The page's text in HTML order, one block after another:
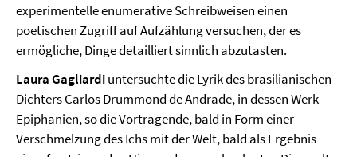
experimentelle enumerative Schreibweisen einen
poetischen Zugriff auf Aufzählung versuchen, der es
ermögliche, Dinge detailliert sinnlich abzutasten.
Laura Gagliardiuntersuchte die Lyrik des brasilianischen
Dichters Carlos Drummond de Andrade, in dessen Werk
Epiphanien, so die Vortragende, bald in Form einer
Verschmelzung des Ichs mit der Welt, bald als Ergebnis